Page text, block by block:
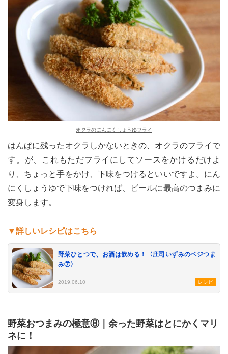
オクラのにんにくしょうゆフライ
はんぱに残ったオクラしかないときの、オクラのフライで
す。が、これもただフライにしてソースをかけるだけよ
り、ちょっと手をかけ、下味をつけるといいですよ。にん
にくしょうゆで下味をつければ、ビールに最高のつまみに
変身します。
▼詳しいレシピはこちら
野菜ひとつで、お酒は飲める！〈庄司いずみのベジつま
み⑦〉
2019.06.10 レシピ
野菜おつまみの極意⑧｜余った野菜はとにかくマリ
ネに！